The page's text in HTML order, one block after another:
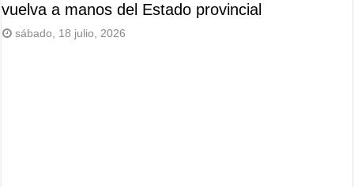
vuelva a manos del Estado provincial
sábado, 18 julio, 2026